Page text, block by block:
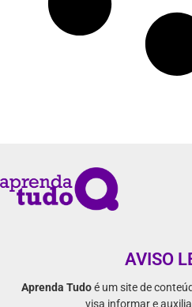
AVISO
Aprenda Tudoé um site de